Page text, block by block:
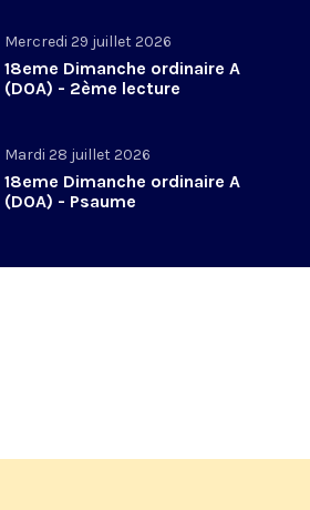
Mercredi 29 juillet 2026
18eme Dimanche ordinaire A
(DOA) - 2ème lecture
Mardi 28 juillet 2026
18eme Dimanche ordinaire A
(DOA) - Psaume